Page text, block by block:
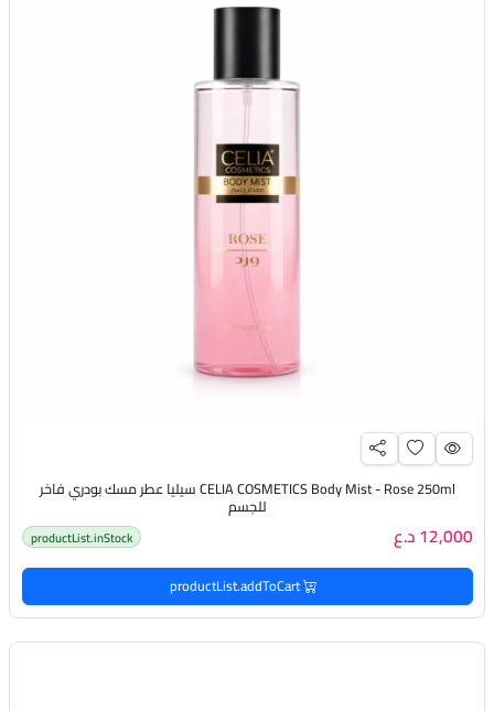
CELIA COSMETICS Body Mist - Rose 250ml سيليا عطر مسك بودري فاخر
للجسم
12,000 د.ع productList.inStock
productList.addToCart